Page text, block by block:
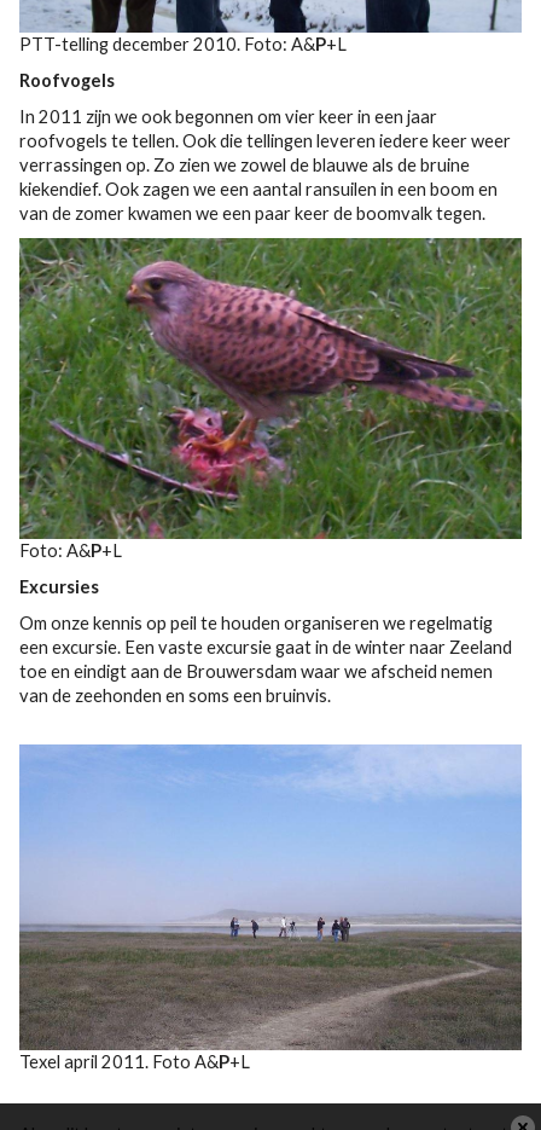
PTT-telling december 2010. Foto: A&P+L
Roofvogels
In 2011 zijn we ook begonnen om vier keer in een jaar
roofvogels te tellen. Ook die tellingen leveren iedere keer weer
verrassingen op. Zo zien we zowel de blauwe als de bruine
kiekendief. Ook zagen we een aantal ransuilen in een boom en
van de zomer kwamen we een paar keer de boomvalk tegen.
Foto: A&P+L
Excursies
Om onze kennis op peil te houden organiseren we regelmatig
een excursie. Een vaste excursie gaat in de winter naar Zeeland
toe en eindigt aan de Brouwersdam waar we afscheid nemen
van de zeehonden en soms een bruinvis.
Texel april 2011. Foto A&P+L